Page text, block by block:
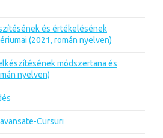
és értékelésének
(2021, román nyelven)
módszertana és
nyelven)
Cursuri